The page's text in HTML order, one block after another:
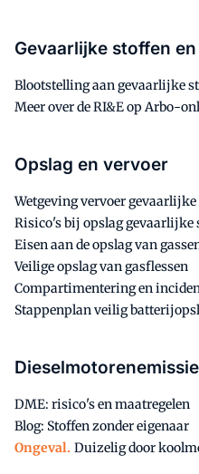
Gevaarlijke stoffen
Blootstelling aan gevaarlijke
Meer over de RI&E op Arbo-
Opslag en vervoer
Wetgeving vervoer
Risico's bij opslag gevaarlijke
Eisen aan de opslag van
Veilige opslag van gasflessen
Compartimentering en
Stappenplan veilig
DME: risico's en maatregelen
Blog: Stoffen zonder eigenaar
Ongeval. Duizelig door